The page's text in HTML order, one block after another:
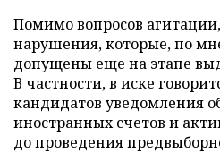
Помимо вопросов
нарушения, которые, по
допущены еще на этапе
В частности, в иске
кандидатов уведомления
иностранных счетов и
до проведения